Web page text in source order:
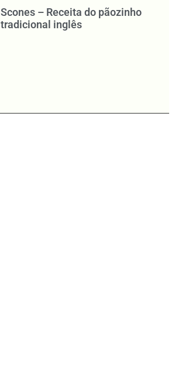
Scones – Receita do pãozinho
tradicional inglês